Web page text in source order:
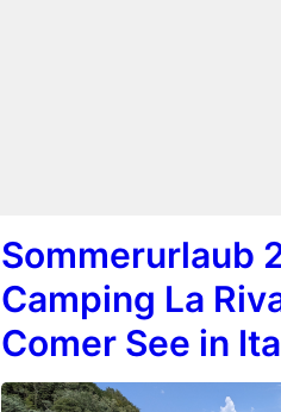
Sommerurlaub
Camping La
Comer See in